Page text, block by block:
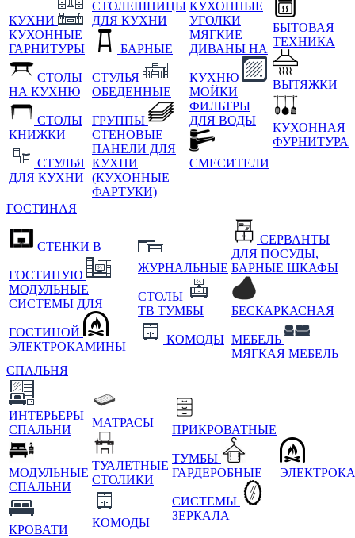
КУХНИ
КУХОННЫЕ
ГАРНИТУРЫ
СТОЛЫ
НА КУХНЮ
СТОЛЫ
КНИЖКИ
СТУЛЬЯ
ДЛЯ КУХНИ
СТОЛЕШНИЦЫ
ДЛЯ КУХНИ
БАРНЫЕ
СТУЛЬЯ
ОБЕДЕННЫЕ
ГРУППЫ
СТЕНОВЫЕ
ПАНЕЛИ ДЛЯ
КУХНИ
(КУХОННЫЕ
ФАРТУКИ)
КУХОННЫЕ
УГОЛКИ
МЯГКИЕ
ДИВАНЫ НА
КУХНЮ
МОЙКИ
ФИЛЬТРЫ
ДЛЯ ВОДЫ
СМЕСИТЕЛИ
БЫТОВАЯ
ТЕХНИКА
ВЫТЯЖКИ
КУХОННАЯ
ФУРНИТУРА
ГОСТИНАЯ
СТЕНКИ В
ГОСТИНУЮ
МОДУЛЬНЫЕ
СИСТЕМЫ ДЛЯ
ГОСТИНОЙ
ЭЛЕКТРОКАМИНЫ
ЖУРНАЛЬНЫЕ
СТОЛЫ
ТВ ТУМБЫ
КОМОДЫ
СЕРВАНТЫ
ДЛЯ ПОСУДЫ,
БАРНЫЕ ШКАФЫ
БЕСКАРКАСНАЯ
МЕБЕЛЬ
МЯГКАЯ МЕБЕЛЬ
СПАЛЬНЯ
ИНТЕРЬЕРЫ
СПАЛЬНИ
МОДУЛЬНЫЕ
СПАЛЬНИ
КРОВАТИ
МАТРАСЫ
ТУАЛЕТНЫЕ
СТОЛИКИ
КОМОДЫ
ПРИКРОВАТНЫЕ
ТУМБЫ
ГАРДЕРОБНЫЕ
СИСТЕМЫ
ЗЕРКАЛА